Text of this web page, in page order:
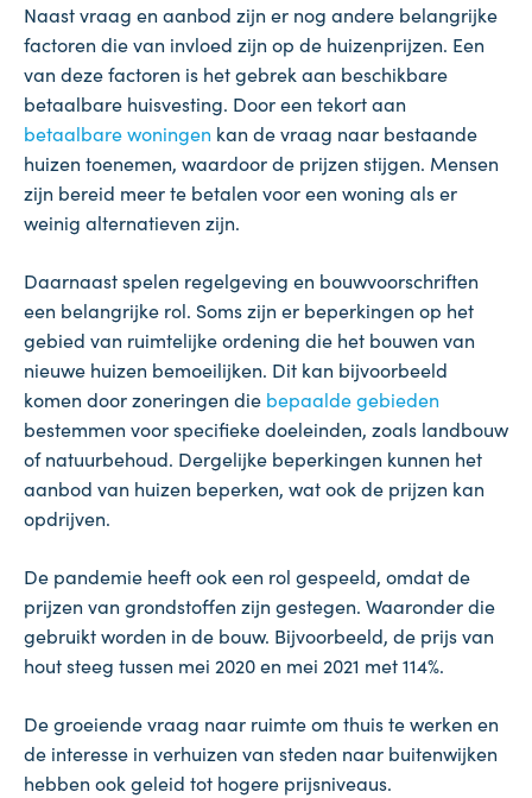
Naast vraag en aanbod zijn er nog andere belangrijke
factoren die van invloed zijn op de huizenprijzen. Een
van deze factoren is het gebrek aan beschikbare
betaalbare huisvesting. Door een tekort aan
betaalbare woningen kan de vraag naar bestaande
huizen toenemen, waardoor de prijzen stijgen. Mensen
zijn bereid meer te betalen voor een woning als er
weinig alternatieven zijn.
Daarnaast spelen regelgeving en bouwvoorschriften
een belangrijke rol. Soms zijn er beperkingen op het
gebied van ruimtelijke ordening die het bouwen van
nieuwe huizen bemoeilijken. Dit kan bijvoorbeeld
komen door zoneringen die bepaalde gebieden
bestemmen voor specifieke doeleinden, zoals landbouw
of natuurbehoud. Dergelijke beperkingen kunnen het
aanbod van huizen beperken, wat ook de prijzen kan
opdrijven.
De pandemie heeft ook een rol gespeeld, omdat de
prijzen van grondstoffen zijn gestegen. Waaronder die
gebruikt worden in de bouw. Bijvoorbeeld, de prijs van
hout steeg tussen mei 2020 en mei 2021 met 114%.
De groeiende vraag naar ruimte om thuis te werken en
de interesse in verhuizen van steden naar buitenwijken
hebben ook geleid tot hogere prijsniveaus.